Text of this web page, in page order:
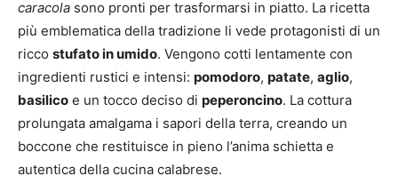
caracola sono pronti per trasformarsi in piatto. La ricetta
più emblematica della tradizione li vede protagonisti di un
ricco stufato in umido. Vengono cotti lentamente con
ingredienti rustici e intensi: pomodoro, patate, aglio,
basilico e un tocco deciso di peperoncino. La cottura
prolungata amalgama i sapori della terra, creando un
boccone che restituisce in pieno l’anima schietta e
autentica della cucina calabrese.